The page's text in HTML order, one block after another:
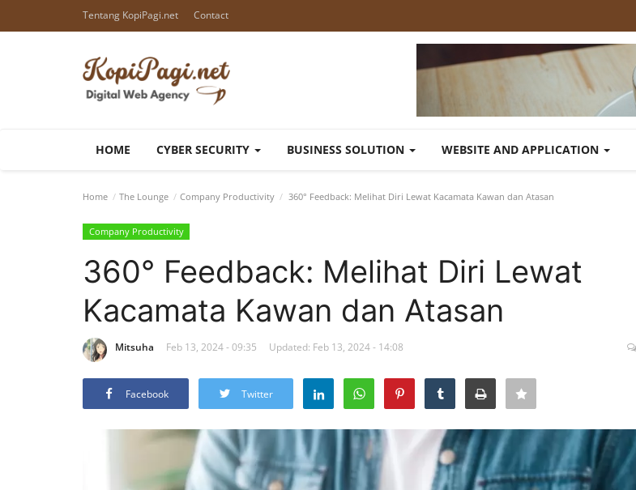
Tentang KopiPagi.net Contact
HOME CYBER SECURITY BUSINESS SOLUTION WEBSITE AND APPLICATION
Home The Lounge Company Productivity 360° Feedback: Melihat Diri Lewat Kacamata Kawan dan Atasan
Company Productivity
360° Feedback: Melihat Diri Lewat
Kacamata Kawan dan Atasan
Mitsuha Feb 13, 2024 - 09:35 Updated: Feb 13, 2024 - 14:08
Facebook Twitter